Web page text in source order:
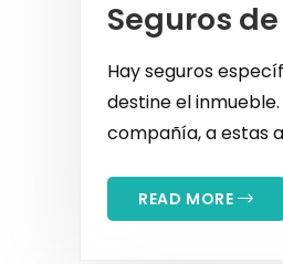
Seguros
Hay seguros
destine el
compañía, a estas
READ MORE